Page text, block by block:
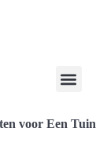
voor Een